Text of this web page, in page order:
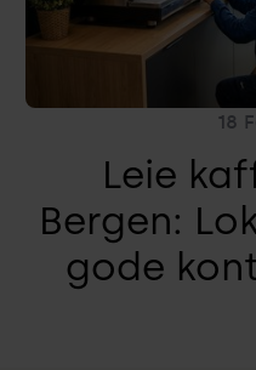
18
Leie
Bergen:
gode